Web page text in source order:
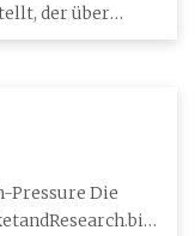
der über
Pressure Die